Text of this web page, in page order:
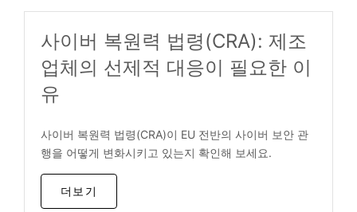
사이버 복원력 법령(CRA): 제조
업체의 선제적 대응이 필요한 이
유
사이버 복원력 법령(CRA)이 EU 전반의 사이버 보안 관
행을 어떻게 변화시키고 있는지 확인해 보세요.
더보기